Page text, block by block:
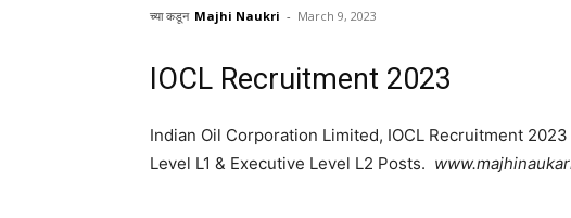
च्या कडून Majhi Naukri - March 9, 2023
IOCL Recruitment 2023
Indian Oil Corporation Limited, IOCL Recruitment
Level L1 & Executive Level L2 Posts.